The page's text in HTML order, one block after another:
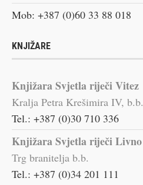
Mob: +387 (0)60 33 88 018
KNJIŽARE
Knjižara Svjetla riječi Vitez
Kralja Petra Krešimira IV, b.b.
Tel.: +387 (0)30 710 336
Knjižara Svjetla riječi Livno
Trg branitelja b.b.
Tel.: +387 (0)34 201 111